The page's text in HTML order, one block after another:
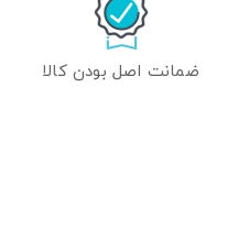
ضمانت اصل بودن کالا